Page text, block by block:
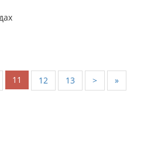
11 12 13 > »